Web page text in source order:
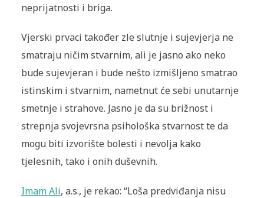
neprijatnosti i briga.
Vjerski prvaci također zle slutnje i sujevjerja ne
smatraju ničim stvarnim, ali je jasno ako neko
bude sujevjeran i bude nešto izmišljeno smatrao
istinskim i stvarnim, nametnut će sebi unutarnje
smetnje i strahove. Jasno je da su brižnost i
strepnja svojevrsna psihološka stvarnost te da
mogu biti izvorište bolesti i nevolja kako
tjelesnih, tako i onih duševnih.
Imam Ali, a.s., je rekao: “Loša predviđanja nisu